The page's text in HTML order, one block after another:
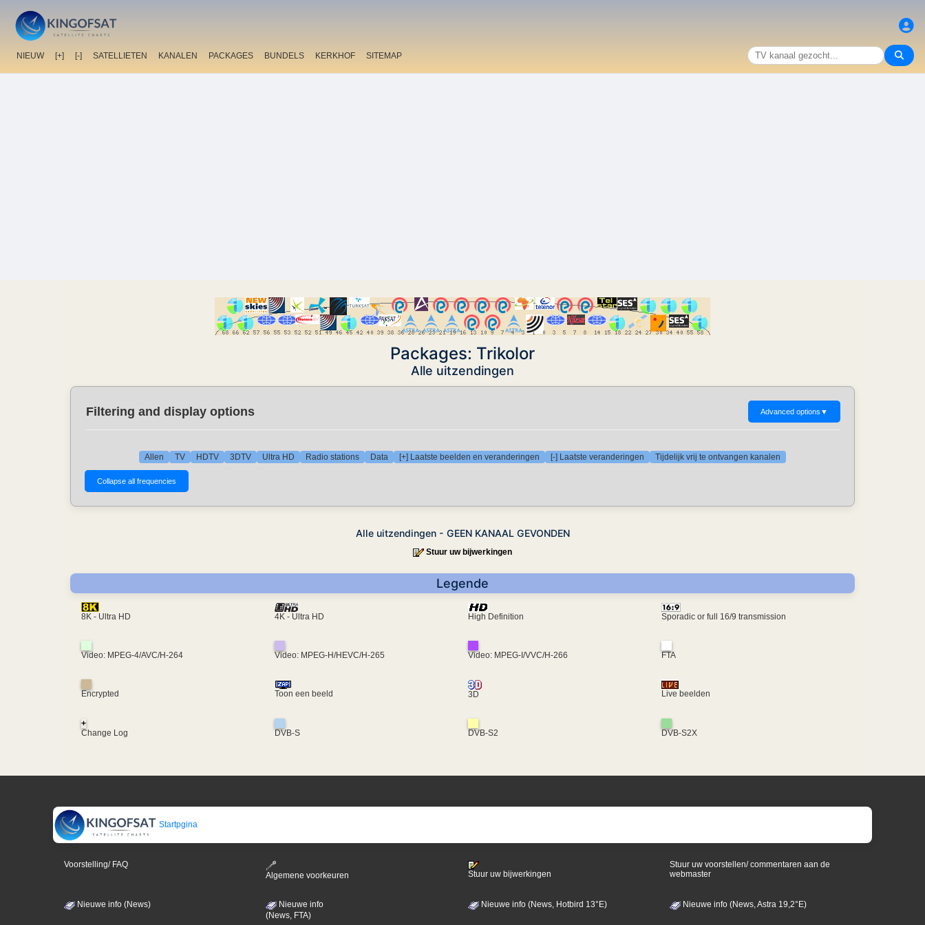
NIEUW [+] [-] SATELLIETEN KANALEN PACKAGES BUNDELS KERKHOF SITEMAP
Packages: Trikolor
Alle uitzendingen
Filtering and display options Advanced options ▼
Allen TV HDTV 3DTV Ultra HD Radio stations Data [+] Laatste beelden en veranderingen [-] Laatste veranderingen Tijdelijk vrij te ontvangen kanalen
Alle uitzendingen - GEEN KANAAL GEVONDEN
Stuur uw bijwerkingen
Legende
8K - Ultra HD 4K - Ultra HD High Definition Sporadic or full 16/9 transmission
Video: MPEG-4/AVC/H-264 Video: MPEG-H/HEVC/H-265 Video: MPEG-I/VVC/H-266 FTA
Encrypted Toon een beeld 3D Live beelden
+
Change Log
DVB-S DVB-S2 DVB-S2X
Startpgina
Voorstelling/ FAQ
Algemene voorkeuren
Stuur uw bijwerkingen
Stuur uw voorstellen/ commentaren aan de
webmaster
Nieuwe info (News)
Nieuwe info
(News, FTA)
Nieuwe info (News, Hotbird 13°E) Nieuwe info (News, Astra 19,2°E)